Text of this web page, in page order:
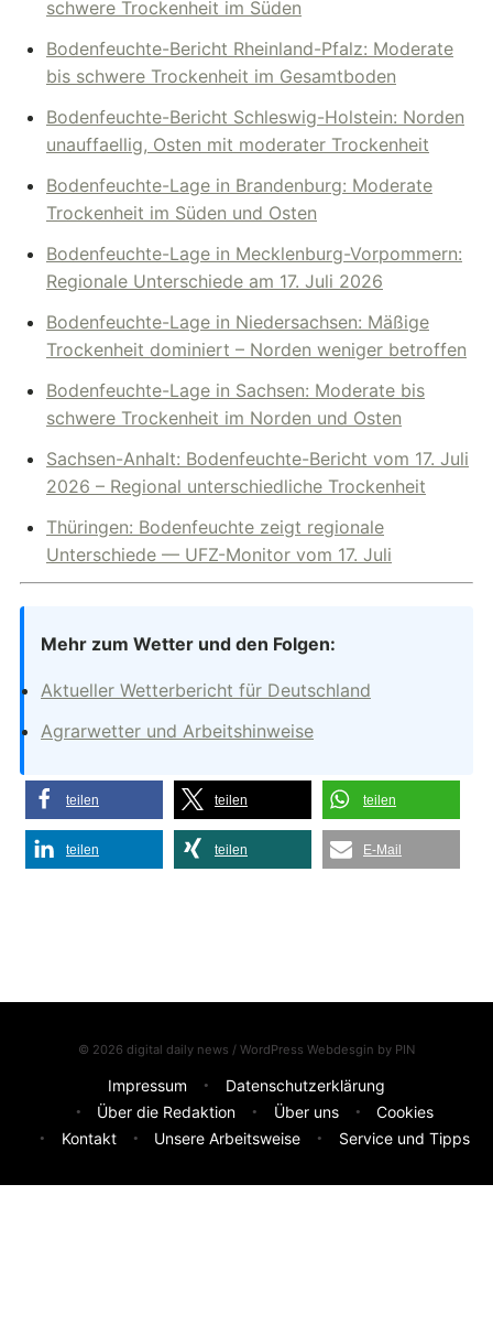
schwere Trockenheit im Süden
Bodenfeuchte-Bericht Rheinland-Pfalz: Moderate
bis schwere Trockenheit im Gesamtboden
Bodenfeuchte-Bericht Schleswig-Holstein: Norden
unauffaellig, Osten mit moderater Trockenheit
Bodenfeuchte-Lage in Brandenburg: Moderate
Trockenheit im Süden und Osten
Bodenfeuchte-Lage in Mecklenburg-Vorpommern:
Regionale Unterschiede am 17. Juli 2026
Bodenfeuchte-Lage in Niedersachsen: Mäßige
Trockenheit dominiert – Norden weniger betroffen
Bodenfeuchte-Lage in Sachsen: Moderate bis
schwere Trockenheit im Norden und Osten
Sachsen-Anhalt: Bodenfeuchte-Bericht vom 17. Juli
2026 – Regional unterschiedliche Trockenheit
Thüringen: Bodenfeuchte zeigt regionale
Unterschiede — UFZ-Monitor vom 17. Juli
Mehr zum Wetter und den Folgen:
Aktueller Wetterbericht für Deutschland
Agrarwetter und Arbeitshinweise
teilen teilen teilen
teilen teilen E-Mail
© 2026 digital daily news / WordPress Webdesgin by PIN
Impressum
Datenschutzerklärung
Über die Redaktion
Über uns
Cookies
Kontakt
Unsere Arbeitsweise Service und Tipps